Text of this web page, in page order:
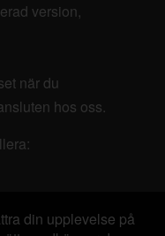
version,
när du
hos oss.
din upplevelse på